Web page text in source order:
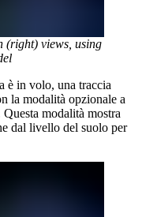
(right) views, using
è in volo, una traccia
la modalità opzionale a
modalità mostra
dal livello del suolo per